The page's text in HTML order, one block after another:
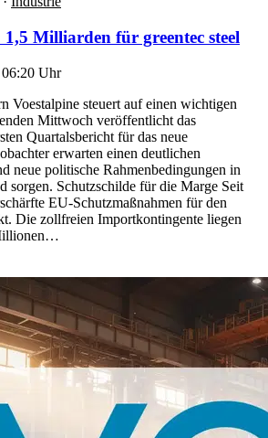
Milliarden für greentec steel
Uhr
Voestalpine steuert auf einen wichtigen
Mittwoch veröffentlicht das
Quartalsbericht für das neue
erwarten einen deutlichen
neue politische Rahmenbedingungen in
sorgen. Schutzschilde für die Marge Seit
EU-Schutzmaßnahmen für den
Die zollfreien Importkontingente liegen